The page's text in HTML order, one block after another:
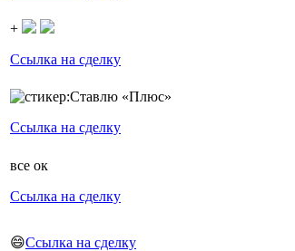
+
Ссылка на сделку
Ссылка на сделку
все ок
Ссылка на сделку
😄Ссылка на сделку